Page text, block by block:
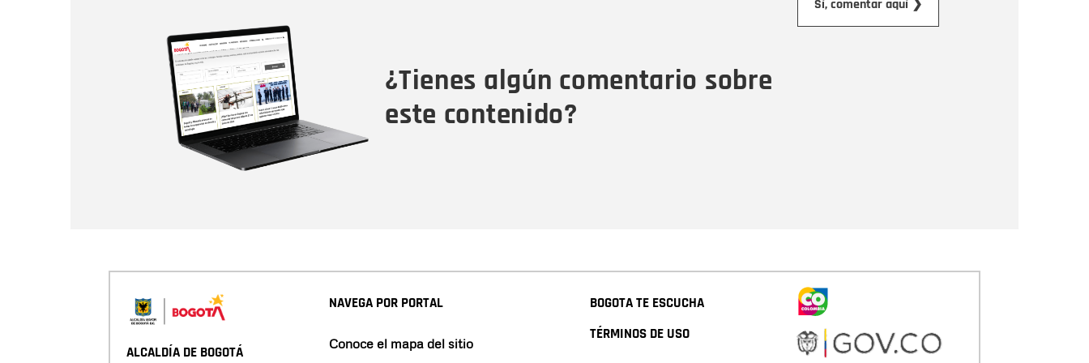
¿Tienes algún comentario sobre
este contenido?
Sí, comentar aquí ❯
ALCALDÍA DE BOGOTÁ
NAVEGA POR PORTAL
Conoce el mapa del sitio
BOGOTA TE ESCUCHA
TÉRMINOS DE USO